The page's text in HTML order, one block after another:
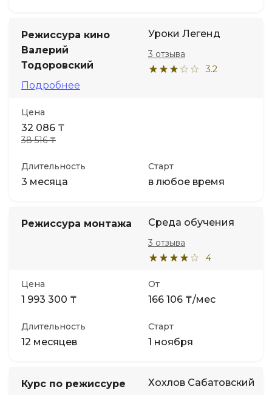
Режиссура кино
Валерий
Тодоровский
Подробнее
Уроки Легенд
3.2
3 отзыва
Цена
32 086 ₸
38 516 ₸
Длительность
3 месяца
Старт
в любое время
Режиссура монтажа Среда обучения
4
3 отзыва
Цена
1 993 300 ₸
От
166 106 ₸/мес
Длительность
12 месяцев
Старт
1 ноября
Курс по режиссуре
Хохлов Сабатовский